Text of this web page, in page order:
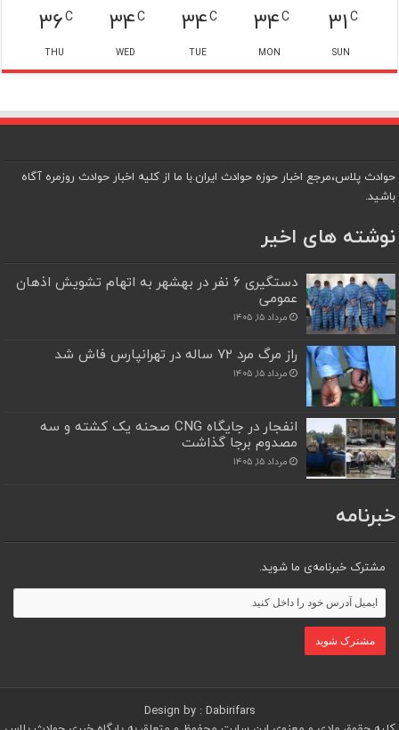
31C
SUN
34C
MON
34C
TUE
34C
WED
36C
THU
حوادث پلاس،مرجع اخبار حوزه حوادث ایران.با ما از کلیه اخبار حوادث روزمره آگاه
باشید.
نوشته های اخیر
دستگیری ۶ نفر در بهشهر به اتهام تشویش اذهان
عمومی
مرداد ۱۵, ۱۴۰۵
راز مرگ مرد ۷۲ ساله در تهرانپارس فاش شد
مرداد ۱۵, ۱۴۰۵
انفجار در جایگاه CNG صحنه یک کشته و سه
مصدوم برجا گذاشت
مرداد ۱۵, ۱۴۰۵
خبرنامه
مشترک خبرنامه‌ی ما شوید.
Design by : Dabirifars